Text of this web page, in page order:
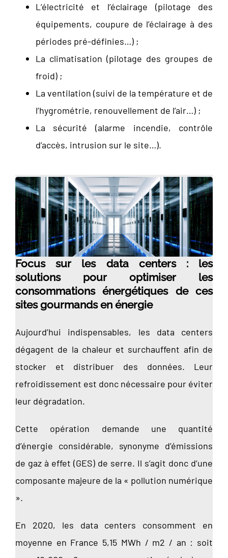
L’électricité et l’éclairage (pilotage des
équipements, coupure de l’éclairage à des
périodes pré-définies…) ;
La climatisation (pilotage des groupes de
froid) ;
La ventilation (suivi de la température et de
l’hygrométrie, renouvellement de l’air…) ;
La sécurité (alarme incendie, contrôle
d’accès, intrusion sur le site…).
Focus sur les data centers : les
solutions pour optimiser les
consommations énergétiques de ces
sites gourmands en énergie
Aujourd’hui indispensables, les data centers
dégagent de la chaleur et surchauffent afin de
stocker et distribuer des données. Leur
refroidissement est donc nécessaire pour éviter
leur dégradation.
Cette opération demande une quantité
d’énergie considérable, synonyme d’émissions
de gaz à effet (GES) de serre. Il s’agit donc d’une
composante majeure de la « pollution numérique
».
En 2020, les data centers consomment en
moyenne en France 5,15 MWh / m2 / an : soit